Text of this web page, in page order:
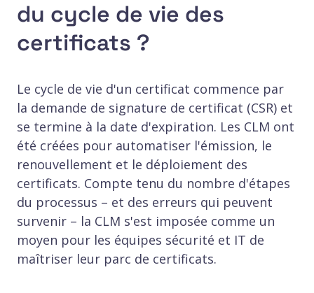
du cycle de vie des
certificats ?
Le cycle de vie d'un certificat commence par
la demande de signature de certificat (CSR) et
se termine à la date d'expiration. Les CLM ont
été créées pour automatiser l'émission, le
renouvellement et le déploiement des
certificats. Compte tenu du nombre d'étapes
du processus – et des erreurs qui peuvent
survenir – la CLM s'est imposée comme un
moyen pour les équipes sécurité et IT de
maîtriser leur parc de certificats.